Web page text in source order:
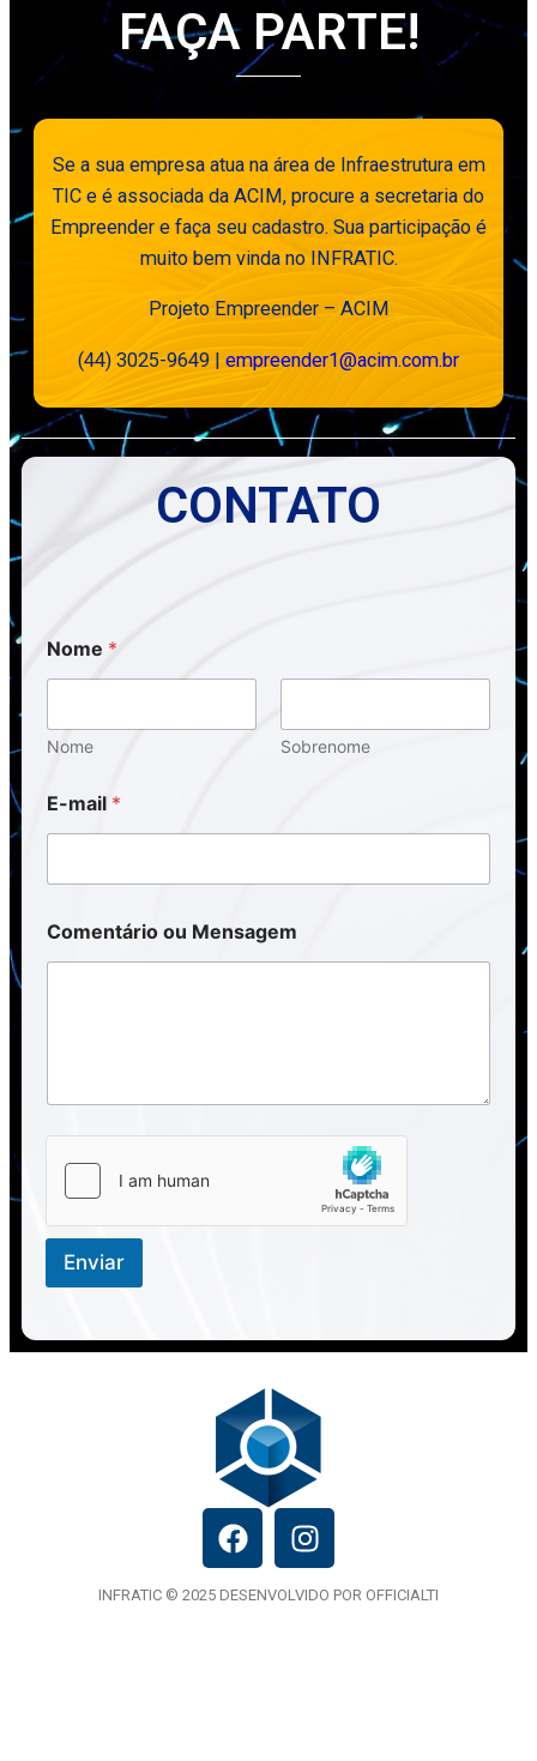
FAÇA PARTE!
Se a sua empresa atua na área de Infraestrutura em
TIC e é associada da ACIM, procure a secretaria do
Empreender e faça seu cadastro. Sua participação é
muito bem vinda no INFRATIC.
Projeto Empreender – ACIM
(44) 3025-9649 | empreender1@acim.com.br
CONTATO
Nome *
Nome Sobrenome
E-mail *
Comentário ou Mensagem
Enviar
INFRATIC © 2025 DESENVOLVIDO POR OFFICIALTI